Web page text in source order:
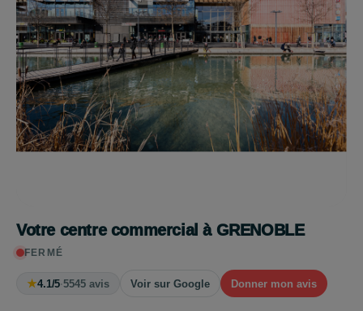
Votre centre commercial à GRENOBLE
FERMÉ
★4.1/5·5545 avis Voir sur Google Donner mon avis